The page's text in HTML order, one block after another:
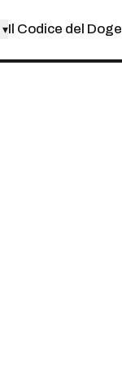
▾Il Codice del Doge